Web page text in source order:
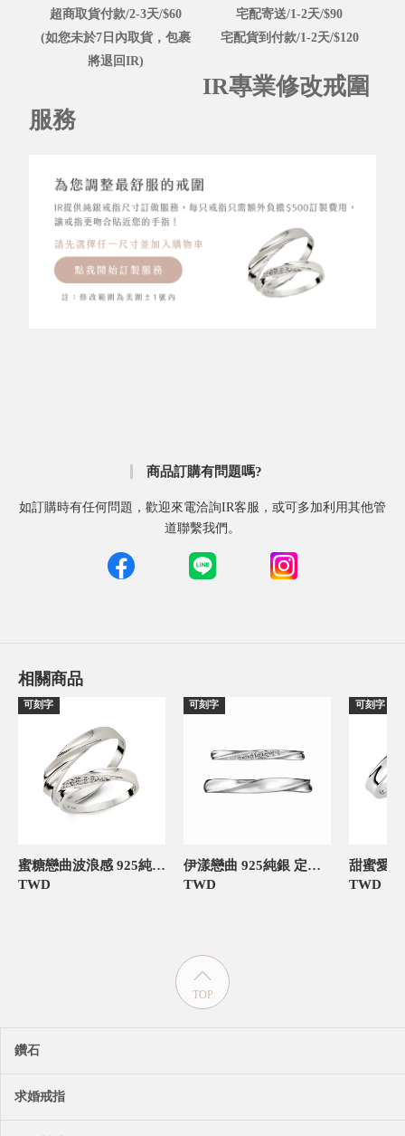
超商取貨付款/2-3天/$60
(如您未於7日內取貨，包裹
將退回IR)
宅配寄送/1-2天/$90
宅配貨到付款/1-2天/$120
IR專業修改戒圍
服務
商品訂購有問題嗎?
如訂購時有任何問題，歡迎來電洽詢IR客服，或可多加利用其他管
道聯繫我們。
相關商品
可刻字
蜜糖戀曲波浪感 925純銀 定情對戒
TWD
可刻字
伊漾戀曲 925純銀 定情對戒
TWD
可刻字
TWD
TOP
鑽石
求婚戒指